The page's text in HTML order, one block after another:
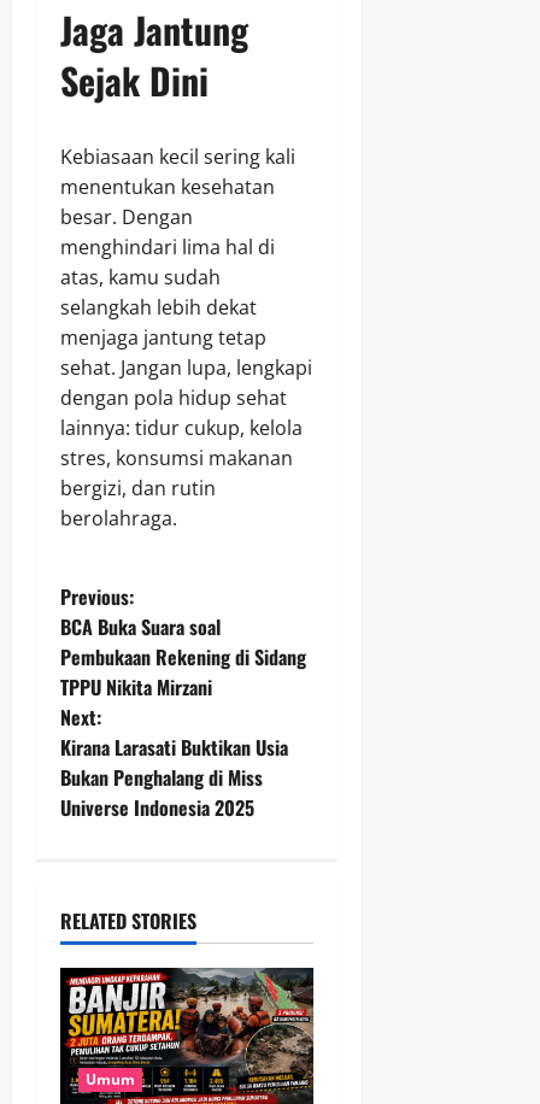
Jaga Jantung
Sejak Dini
Kebiasaan kecil sering kali
menentukan kesehatan
besar. Dengan
menghindari lima hal di
atas, kamu sudah
selangkah lebih dekat
menjaga jantung tetap
sehat. Jangan lupa, lengkapi
dengan pola hidup sehat
lainnya: tidur cukup, kelola
stres, konsumsi makanan
bergizi, dan rutin
berolahraga.
P
o
s
t
n
v
i
g
a
Previous:
BCA Buka Suara soal
Pembukaan Rekening di Sidang
TPPU Nikita Mirzani
Next:
Kirana Larasati Buktikan Usia
Bukan Penghalang di Miss
Universe Indonesia 2025
RELATED STORIES
Umum